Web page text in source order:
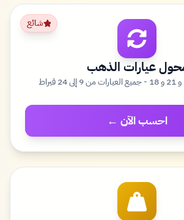
شائع
عيارات الذهب
احسب الآن ←